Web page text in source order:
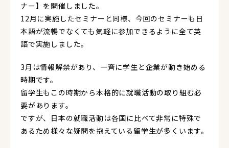
ナー】を開催しました。
12月に実施したセミナーと同様、今回のセミナーも日
本語が流暢でなくても気軽に参加できるように全て英
語で実施しました。
3月は情報解禁があり、一斉に学生と企業が動き始める
時期です。
留学生もこの時期から本格的に就職活動の取り組む必
要があります。
ですが、日本の就職活動は各国に比べて非常に特殊で
あるため様々な疑問を抱えている留学生が多くいます。